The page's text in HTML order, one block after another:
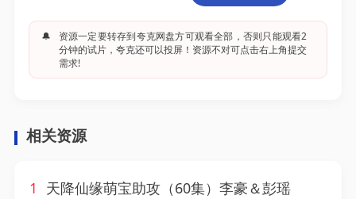
🔔
资源一定要转存到夸克网盘方可观看全部，否则只能观看2
分钟的试片，夸克还可以投屏！资源不对可点击右上角提交
需求!
相关资源
1
天降仙缘萌宝助攻（60集）李豪＆彭瑶